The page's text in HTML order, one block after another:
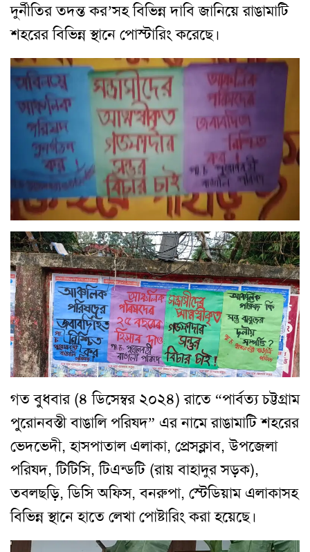
দুর্নীতির তদন্ত কর’সহ বিভিন্ন দাবি জানিয়ে রাঙামাটি
শহরের বিভিন্ন স্থানে পোস্টারিং করেছে।
গত বুধবার (৪ ডিসেম্বর ২০২৪) রাতে “পার্বত্য চট্টগ্রাম
পুরোনবস্তী বাঙালি পরিষদ” এর নামে রাঙামাটি শহরের
ভেদভেদী, হাসপাতাল এলাকা, প্রেসক্লাব, উপজেলা
পরিষদ, টিটিসি, টিএন্ডটি (রায় বাহাদুর সড়ক),
তবলছড়ি, ডিসি অফিস, বনরুপা, স্টেডিয়াম এলাকাসহ
বিভিন্ন স্থানে হাতে লেখা পোষ্টারিং করা হয়েছে।